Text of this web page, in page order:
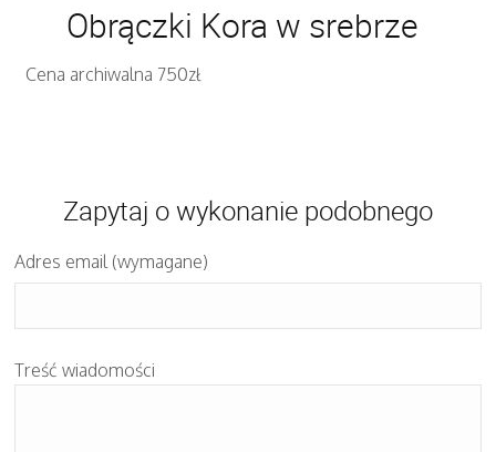
Obrączki Kora w srebrze
Cena archiwalna 750zł
Zapytaj o wykonanie podobnego
Adres email (wymagane)
Treść wiadomości